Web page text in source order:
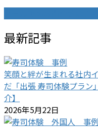
最新記事
笑顔と絆が生まれる社内
だ「出張 寿司体験プラン
介】
2026年5月22日